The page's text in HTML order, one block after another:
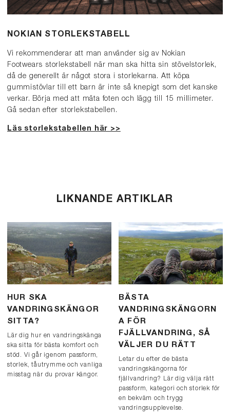
NOKIAN STORLEKSTABELL
Vi rekommenderar att man använder sig av Nokian
Footwears storlekstabell när man ska hitta sin stövelstorlek,
då de generellt är något stora i storlekarna. Att köpa
gummistövlar till ett barn är inte så knepigt som det kanske
verkar. Börja med att mäta foten och lägg till 15 millimeter.
Gå sedan efter storlekstabellen.
Läs storlekstabellen här >>
LIKNANDE ARTIKLAR
HUR SKA
VANDRINGSKÄNGOR
SITTA?
Lär dig hur en vandringskänga
ska sitta för bästa komfort och
stöd. Vi går igenom passform,
storlek, tåutrymme och vanliga
misstag när du provar kängor.
BÄSTA
VANDRINGSKÄNGORN
A FÖR
FJÄLLVANDRING, SÅ
VÄLJER DU RÄTT
Letar du efter de bästa
vandringskängorna för
fjällvandring? Lär dig välja rätt
passform, kategori och storlek för
en bekväm och trygg
vandringsupplevelse.